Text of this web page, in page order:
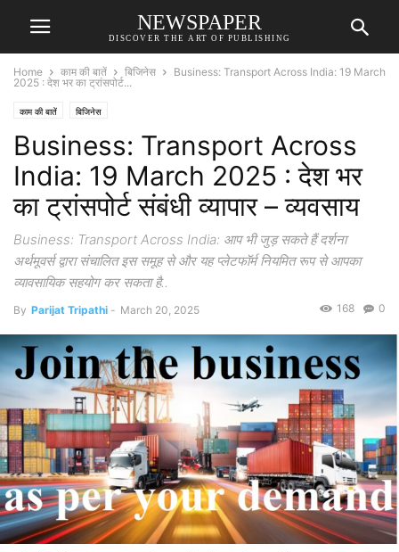
NEWSPAPER
DISCOVER THE ART OF PUBLISHING
Home काम की बातें बिजिनेस
Business: Transport Across India: 19 March
2025 : देश भर का ट्रांसपोर्ट...
काम की बातें बिजिनेस
Business: Transport Across
India: 19 March 2025 : देश भर
का ट्रांसपोर्ट संबंधी व्यापार – व्यवसाय
Business: Transport Across India: आप भी जुड़ सकते हैं दर्शना
अर्थमूवर्स द्वारा संचालित इस समूह से और यह प्लेटफॉर्म नियमित रूप से आपका
व्यावसायिक सहयोग कर सकता है..
By Parijat Tripathi - March 20, 2025 0
168